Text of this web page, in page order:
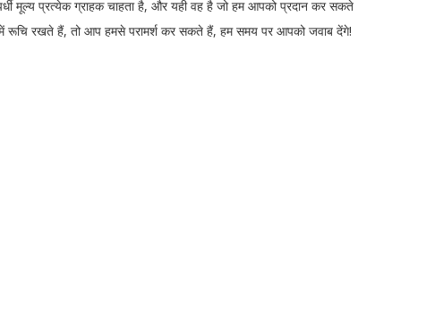
मूल्य प्रत्येक ग्राहक चाहता है, और यही वह है जो हम आपको प्रदान कर सकते
रखते हैं, तो आप हमसे परामर्श कर सकते हैं, हम समय पर आपको जवाब देंगे!